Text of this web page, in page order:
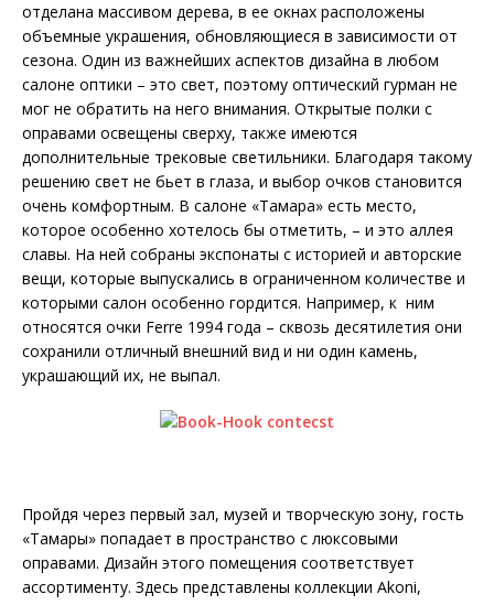
отделана массивом дерева, в ее окнах расположены
объемные украшения, обновляющиеся в зависимости от
сезона. Один из важнейших аспектов дизайна в любом
салоне оптики – это свет, поэтому оптический гурман не
мог не обратить на него внимания. Открытые полки с
оправами освещены сверху, также имеются
дополнительные трековые светильники. Благодаря такому
решению свет не бьет в глаза, и выбор очков становится
очень комфортным. В салоне «Тамара» есть место,
которое особенно хотелось бы отметить, – и это аллея
славы. На ней собраны экспонаты с историей и авторские
вещи, которые выпускались в ограниченном количестве и
которыми салон особенно гордится. Например, к ним
относятся очки Ferre 1994 года – сквозь десятилетия они
сохранили отличный внешний вид и ни один камень,
украшающий их, не выпал.
Пройдя через первый зал, музей и творческую зону, гость
«Тамары» попадает в пространство с люксовыми
оправами. Дизайн этого помещения соответствует
ассортименту. Здесь представлены коллекции Akoni,